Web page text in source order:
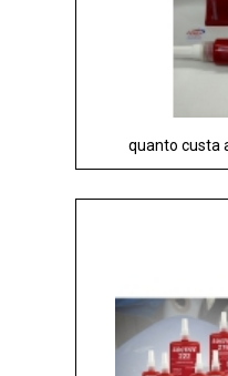
quanto custa